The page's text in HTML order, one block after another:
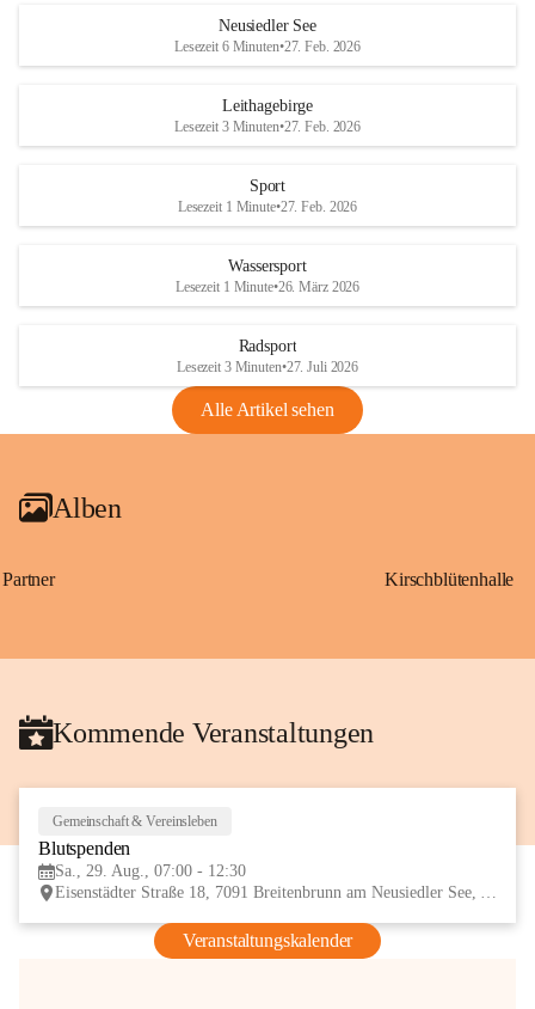
S
und den daraus folgenden wirtschaftlichen
Maßnahmen zur Bekämpfung
Rebe und der Amerikanischen
Anhang VBl. EU Nr. 18
1 Seite•1,4 MB
VBl. EU Nr. 18_2026
r
S
Neusiedler See
Lesezeit 6 Minuten•27. Feb. 2026
Leithagebirge
Lesezeit 3 Minuten•27. Feb. 2026
Sport
Lesezeit 1 Minute•27. Feb. 2026
Wassersport
Lesezeit 1 Minute•26. März 2026
Radsport
Lesezeit 3 Minuten•27. Juli 2026
Alle Artikel sehen
Alben
Partner Kirschblütenhalle
Kommende Veranstaltungen
Gemeinschaft & Vereinsleben
Blutspenden
Sa., 29. Aug., 07:00 - 12:30
Eisenstädter Straße 18, 7091 Breitenbrunn am Neusiedler See, AUT
Veranstaltungskalender